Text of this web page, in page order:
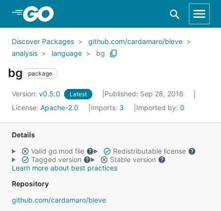
Skip to Main Content
Discover Packages
github.com/cardamaro/bleve
analysis
language bg
bg package
Version: v0.5.0 Latest
Published: Sep 28, 2016
License: Apache-2.0 Imports: 3 Imported by: 0
Details
Valid go.mod file
Redistributable license
Tagged version
Stable version
Learn more about best practices
Repository
github.com/cardamaro/bleve